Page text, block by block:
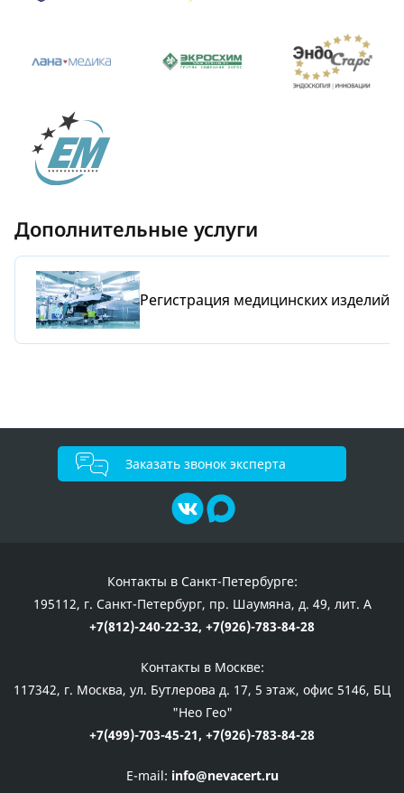
Дополнительные услуги
Регистрация медицинских издeлий
Заказать звонок эксперта
Контакты в Санкт-Петербурге:
195112, г. Санкт-Петербург, пр. Шаумяна, д. 49, лит. А
+7(812)-240-22-32, +7(926)-783-84-28
Контакты в Москве:
117342, г. Москва, ул. Бутлерова д. 17, 5 этаж, офис 5146, БЦ
"Нео Гео"
+7(499)-703-45-21, +7(926)-783-84-28
E-mail: info@nevacert.ru